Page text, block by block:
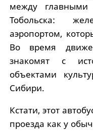
между главными
Тобольска:
аэропортом,
Во время
знакомят с
объектами
Сибири.
Кстати, этот
проезда как у